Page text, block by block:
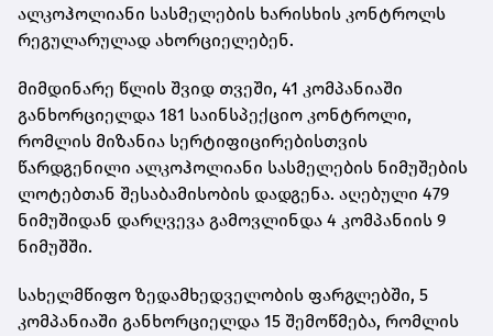
ალკოჰოლიანი სასმელების ხარისხის კონტროლს
რეგულარულად ახორციელებენ.
მიმდინარე წლის შვიდ თვეში, 41 კომპანიაში
განხორციელდა 181 საინსპექციო კონტროლი,
რომლის მიზანია სერტიფიცირებისთვის
წარდგენილი ალკოჰოლიანი სასმელების ნიმუშების
ლოტებთან შესაბამისობის დადგენა. აღებული 479
ნიმუშიდან დარღვევა გამოვლინდა 4 კომპანიის 9
ნიმუშში.
სახელმწიფო ზედამხედველობის ფარგლებში, 5
კომპანიაში განხორციელდა 15 შემოწმება, რომლის